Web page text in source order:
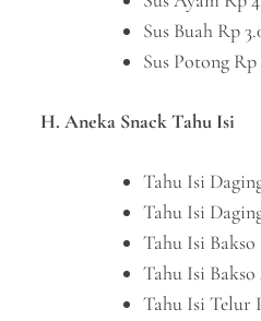
Sus Buah Rp
Sus Potong Rp
H. Aneka Snack Tahu Isi
Tahu Isi
Tahu Isi
Tahu Isi
Tahu Isi
Tahu Isi Telur